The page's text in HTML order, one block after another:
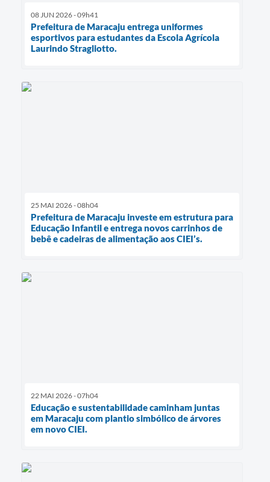
08 JUN 2026 - 09h41
Prefeitura de Maracaju entrega uniformes
esportivos para estudantes da Escola Agrícola
Laurindo Stragliotto.
25 MAI 2026 - 08h04
Prefeitura de Maracaju investe em estrutura para
Educação Infantil e entrega novos carrinhos de
bebê e cadeiras de alimentação aos CIEI’s.
22 MAI 2026 - 07h04
Educação e sustentabilidade caminham juntas
em Maracaju com plantio simbólico de árvores
em novo CIEI.